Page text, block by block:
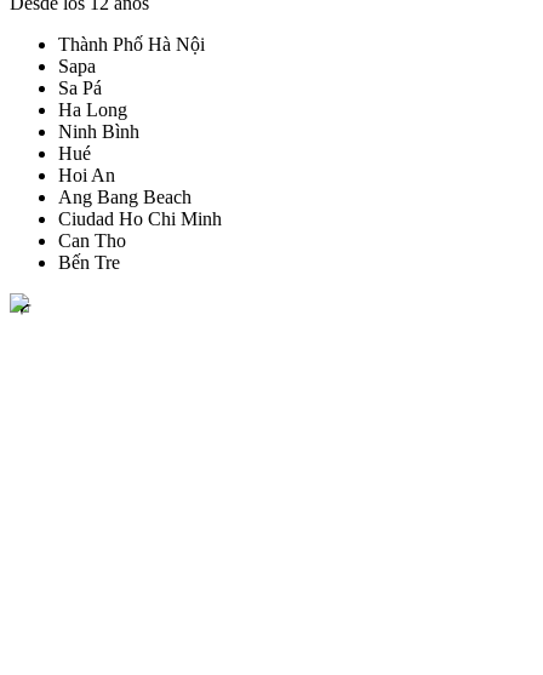
Thành Phố Hà Nội
Sapa
Sa Pá
Ha Long
Ninh Bình
Hué
Hoi An
Ang Bang Beach
Ciudad Ho Chi Minh
Can Tho
Bến Tre